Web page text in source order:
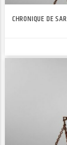
CHRONIQUE DE